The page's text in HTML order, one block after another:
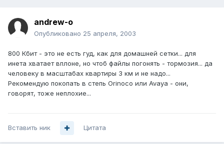
andrew-o
Опубликовано 25 апреля, 2003
800 Кбит - это не есть гуд, как для домашней сетки... для
инета хватает вплоне, но чтоб файлы погонять - тормозия... да
человеку в масштабах квартиры 3 км и не надо...
Рекомендую покопать в степь Orinoco или Avaya - они,
говорят, тоже неплохие...
Вставить ник Цитата